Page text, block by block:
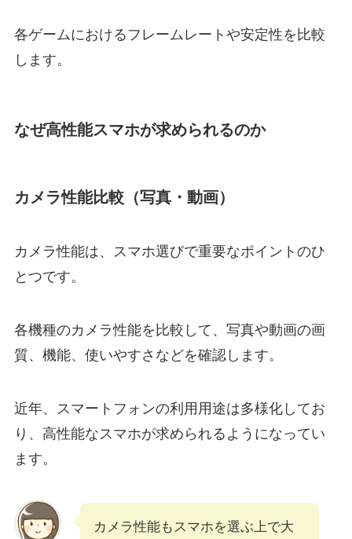
各ゲームにおけるフレームレートや安定性を比較
します。
なぜ高性能スマホが求められるのか
カメラ性能比較（写真・動画）
カメラ性能は、スマホ選びで重要なポイントのひ
とつです。
各機種のカメラ性能を比較して、写真や動画の画
質、機能、使いやすさなどを確認します。
近年、スマートフォンの利用用途は多様化してお
り、高性能なスマホが求められるようになってい
ます。
カメラ性能もスマホを選ぶ上で大